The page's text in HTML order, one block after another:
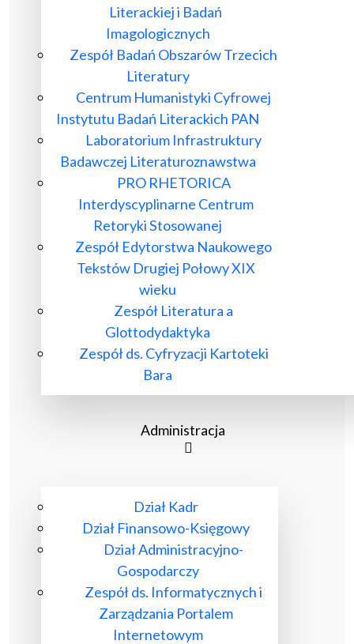
Literackiej i Badań
Imagologicznych
Zespół Badań Obszarów Trzecich
Literatury
Centrum Humanistyki Cyfrowej
Instytutu Badań Literackich PAN
Laboratorium Infrastruktury
Badawczej Literaturoznawstwa
PRO RHETORICA
Interdyscyplinarne Centrum
Retoryki Stosowanej
Zespół Edytorstwa Naukowego
Tekstów Drugiej Połowy XIX
wieku
Zespół Literatura a
Glottodydaktyka
Zespół ds. Cyfryzacji Kartoteki
Bara
Administracja
Dział Kadr
Dział Finansowo-Księgowy
Dział Administracyjno-
Gospodarczy
Zespół ds. Informatycznych i
Zarządzania Portalem
Internetowym